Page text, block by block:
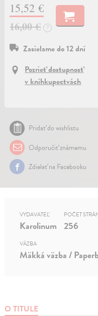
15,52 €
16,00 €
?
Zasielame do 12 dní
Pozrieť dostupnosť
v kníhkupectvách
Pridať do wishlistu
Odporučiť známemu
Zdielať na Facebooku
O TITULE
VYDAVATEĽ
Karolinum
POČET
256
VÄZBA
Mäkká väzba /